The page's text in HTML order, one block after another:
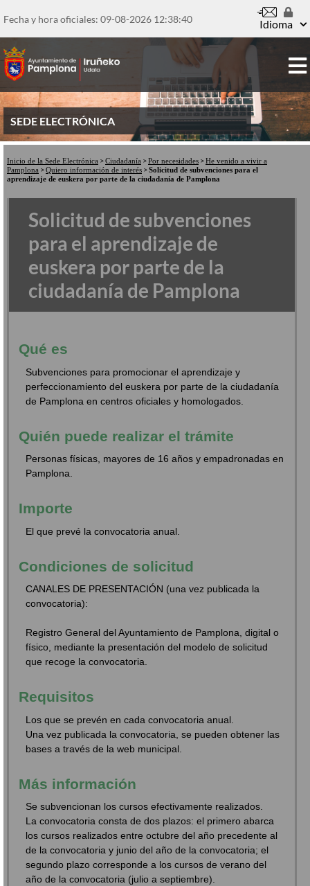
al
principal
Fecha y hora oficiales: 09-08-2026 12:38:40 Idioma
SEDE ELECTRÓNICA
Inicio de la Sede Electrónica Ciudadanía Por necesidades
He venido a vivir a
Pamplona
Quiero información de interés
Solicitud de subvenciones para el
aprendizaje de euskera por parte de la ciudadanía de Pamplona
Solicitud de subvenciones
para el aprendizaje de
euskera por parte de la
ciudadanía de Pamplona
Qué es
Subvenciones para promocionar el aprendizaje y
perfeccionamiento del euskera por parte de la ciudadanía
de Pamplona en centros oficiales y homologados.
Quién puede realizar el trámite
Personas físicas, mayores de 16 años y empadronadas en
Pamplona.
Importe
El que prevé la convocatoria anual.
Condiciones de solicitud
CANALES DE PRESENTACIÓN (una vez publicada la
convocatoria):
Registro General del Ayuntamiento de Pamplona, digital o
físico, mediante la presentación del modelo de solicitud
que recoge la convocatoria.
Requisitos
Los que se prevén en cada convocatoria anual.
Una vez publicada la convocatoria, se pueden obtener las
bases a través de la web municipal.
Más información
Se subvencionan los cursos efectivamente realizados.
La convocatoria consta de dos plazos: el primero abarca
los cursos realizados entre octubre del año precedente al
de la convocatoria y junio del año de la convocatoria; el
segundo plazo corresponde a los cursos de verano del
año de la convocatoria (julio a septiembre).